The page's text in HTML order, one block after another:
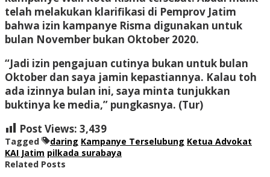
telah melakukan klarifikasi di Pemprov Jatim
bahwa izin kampanye Risma digunakan untuk
bulan November bukan Oktober 2020.
“Jadi izin pengajuan cutinya bukan untuk bulan
Oktober dan saya jamin kepastiannya. Kalau toh
ada izinnya bulan ini, saya minta tunjukkan
buktinya ke media,” pungkasnya. (Tur)
Post Views: 3,439
Tagged daring Kampanye Terselubung Ketua Advokat
KAI Jatim pilkada surabaya
Related Posts